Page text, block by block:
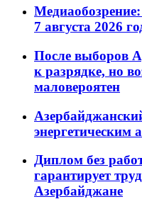
7 августа 2026
После выборов
к разрядке, но
маловероятен
Диплом без
гарантирует
Азербайджане